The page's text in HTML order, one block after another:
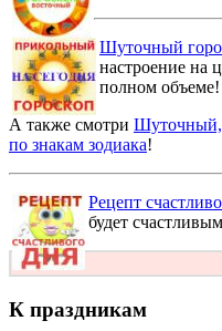
Шуточный
настроение на
полном объеме!
А также смотри Шуточный,
по знакам зодиака!
Рецепт
будет
К праздникам